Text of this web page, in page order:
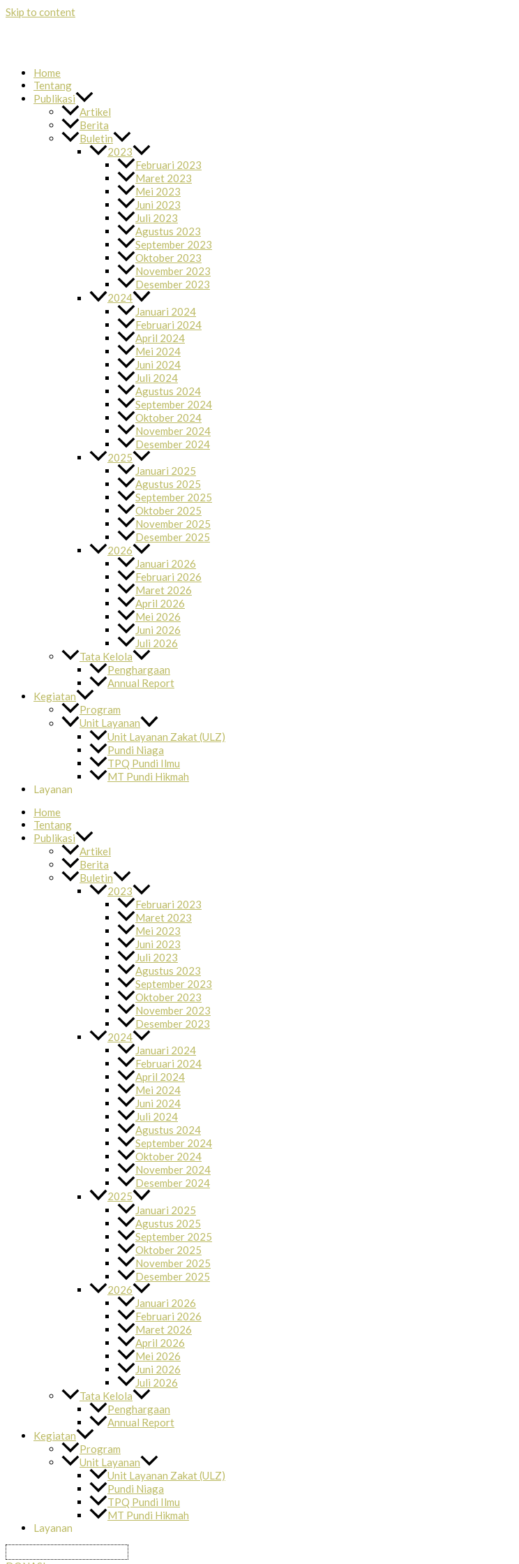
Skip to content
Home
Tentang
Publikasi
Artikel
Berita
Buletin
2023
Februari 2023
Maret 2023
Mei 2023
Juni 2023
Juli 2023
Agustus 2023
September 2023
Oktober 2023
November 2023
Desember 2023
2024
Januari 2024
Februari 2024
April 2024
Mei 2024
Juni 2024
Juli 2024
Agustus 2024
September 2024
Oktober 2024
November 2024
Desember 2024
2025
Januari 2025
Agustus 2025
September 2025
Oktober 2025
November 2025
Desember 2025
2026
Januari 2026
Februari 2026
Maret 2026
April 2026
Mei 2026
Juni 2026
Juli 2026
Tata Kelola
Penghargaan
Annual Report
Kegiatan
Program
Unit Layanan
Unit Layanan Zakat (ULZ)
Pundi Niaga
TPQ Pundi Ilmu
MT Pundi Hikmah
Layanan
Home
Tentang
Publikasi
Artikel
Berita
Buletin
2023
Februari 2023
Maret 2023
Mei 2023
Juni 2023
Juli 2023
Agustus 2023
September 2023
Oktober 2023
November 2023
Desember 2023
2024
Januari 2024
Februari 2024
April 2024
Mei 2024
Juni 2024
Juli 2024
Agustus 2024
September 2024
Oktober 2024
November 2024
Desember 2024
2025
Januari 2025
Agustus 2025
September 2025
Oktober 2025
November 2025
Desember 2025
2026
Januari 2026
Februari 2026
Maret 2026
April 2026
Mei 2026
Juni 2026
Juli 2026
Tata Kelola
Penghargaan
Annual Report
Kegiatan
Program
Unit Layanan
Unit Layanan Zakat (ULZ)
Pundi Niaga
TPQ Pundi Ilmu
MT Pundi Hikmah
Layanan